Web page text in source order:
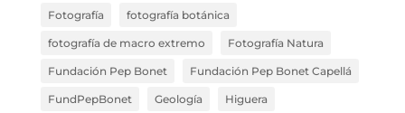
Fotografía fotografía botánica
fotografía de macro extremo Fotografía Natura
Fundación Pep Bonet Fundación Pep Bonet Capellá
FundPepBonet Geología Higuera